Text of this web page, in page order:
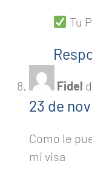
Tu
Fidel
23 de
Como le
mi visa